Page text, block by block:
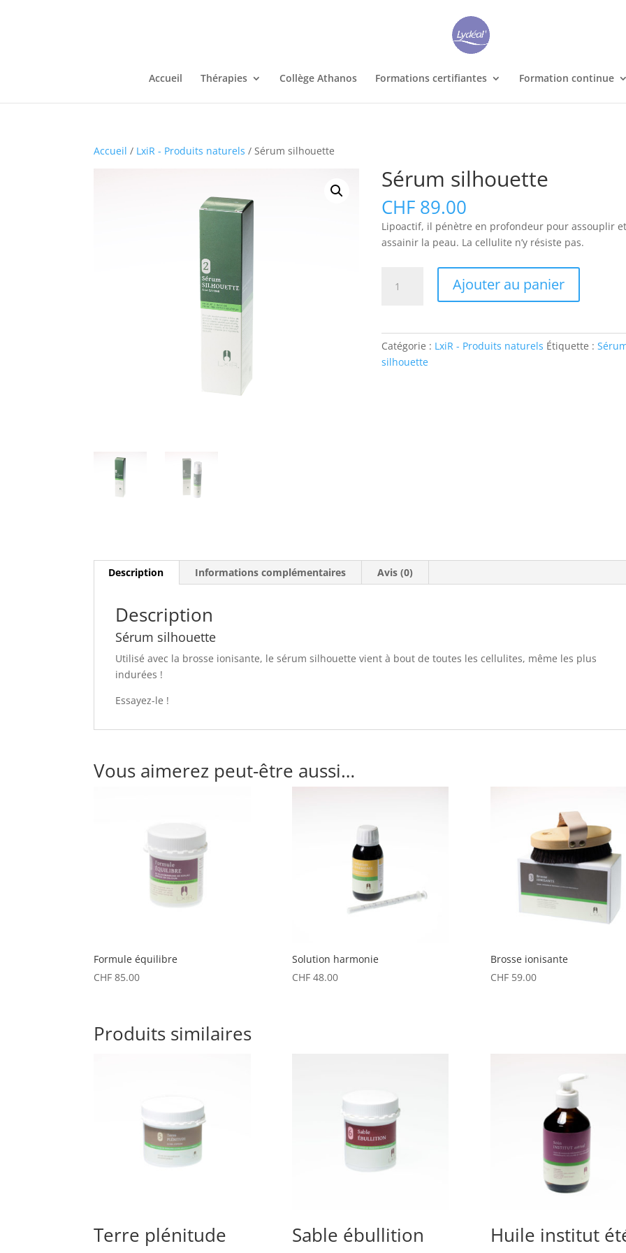
Accueil Thérapies Collège Athanos Formations certifiantes Formation continue
Accueil / LxiR - Produits naturels / Sérum silhouette
Sérum silhouette
CHF 89.00
Lipoactif, il pénètre en profondeur pour assouplir
assainir la peau. La cellulite n’y résiste pas.
Ajouter au panier
Catégorie : LxiR - Produits naturels Étiquette :
silhouette
Description Informations complémentaires Avis (0)
Description
Sérum silhouette
Utilisé avec la brosse ionisante, le sérum silhouette vient à bout de toutes les cellulites, même les plus
indurées !
Essayez-le !
Vous aimerez peut-être aussi…
Formule équilibre
CHF 85.00
Solution harmonie
CHF48.00
Brosse ionisante
CHF59.00
Produits similaires
Terre plénitude Sable ébullition Huile institut